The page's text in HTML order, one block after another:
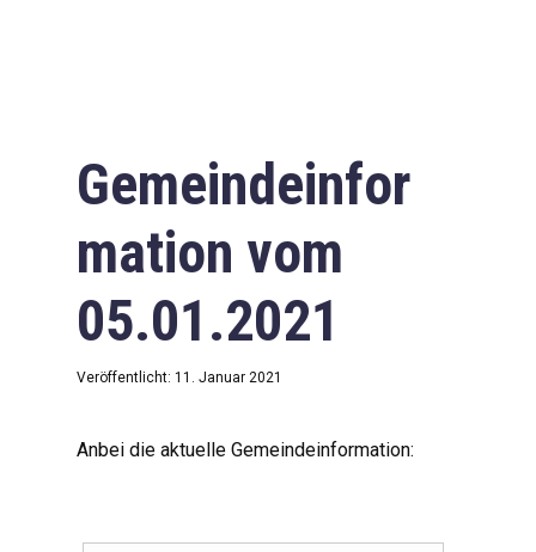
Gemeindeinfor
mation vom
05.01.2021
Veröffentlicht: 11. Januar 2021
Anbei die aktuelle Gemeindeinformation: